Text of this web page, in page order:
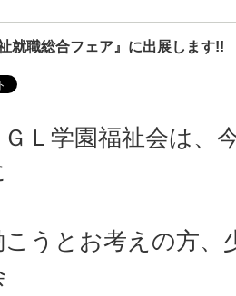
就職総合フェア』に出展します!!
Ｌ学園福祉会は、
うとお考えの方、